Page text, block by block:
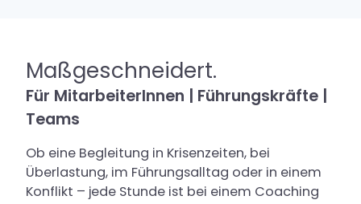
Kontakt & Anfahrt
Karriere
Maßgeschneidert.
Für MitarbeiterInnen | Führungskräfte |
Teams
Ob eine Begleitung in Krisenzeiten, bei
Überlastung, im Führungsalltag oder in einem
Konflikt – jede Stunde ist bei einem Coaching